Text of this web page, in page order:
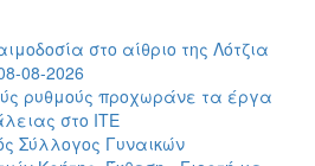
στο αίθριο της Λότζια
08-2026
ρυθμούς προχωράνε τα έργα
στο ΙΤΕ
Σύλλογος Γυναικών